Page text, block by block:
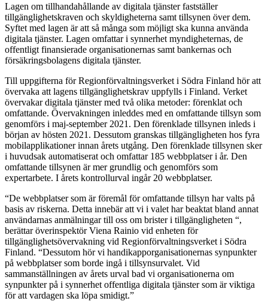
Lagen om tillhandahållande av digitala tjänster fastställer
tillgänglighetskraven och skyldigheterna samt tillsynen över dem.
Syftet med lagen är att så många som möjligt ska kunna använda
digitala tjänster. Lagen omfattar i synnerhet myndigheternas, de
offentligt finansierade organisationernas samt bankernas och
försäkringsbolagens digitala tjänster.
Till uppgifterna för Regionförvaltningsverket i Södra Finland hör att
övervaka att lagens tillgänglighetskrav uppfylls i Finland. Verket
övervakar digitala tjänster med två olika metoder: förenklat och
omfattande. Övervakningen inleddes med en omfattande tillsyn som
genomförs i maj-september 2021. Den förenklade tillsynen inleds i
början av hösten 2021. Dessutom granskas tillgängligheten hos fyra
mobilapplikationer innan årets utgång. Den förenklade tillsynen sker
i huvudsak automatiserat och omfattar 185 webbplatser i år. Den
omfattande tillsynen är mer grundlig och genomförs som
expertarbete. I årets kontrollurval ingår 20 webbplatser.
“De webbplatser som är föremål för omfattande tillsyn har valts på
basis av riskerna. Detta innebär att vi i valet har beaktat bland annat
användarnas anmälningar till oss om brister i tillgängligheten “,
berättar överinspektör Viena Rainio vid enheten för
tillgänglighetsövervakning vid Regionförvaltningsverket i Södra
Finland. “Dessutom hör vi handikapporganisationernas synpunkter
på webbplatser som borde ingå i tillsynsurvalet. Vid
sammanställningen av årets urval bad vi organisationerna om
synpunkter på i synnerhet offentliga digitala tjänster som är viktiga
för att vardagen ska löpa smidigt.”